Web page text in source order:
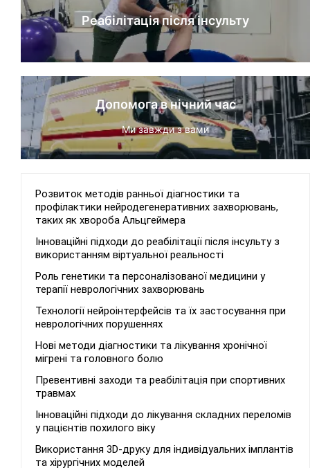
Реабілітація після інсульту
Допомога в нічний час
Ми завжди з вами
Розвиток методів ранньої діагностики та
профілактики нейродегенеративних захворювань,
таких як хвороба Альцгеймера
Інноваційні підходи до реабілітації після інсульту з
використанням віртуальної реальності
Роль генетики та персоналізованої медицини у
терапії неврологічних захворювань
Технології нейроінтерфейсів та їх застосування при
неврологічних порушеннях
Нові методи діагностики та лікування хронічної
мігрені та головного болю
Превентивні заходи та реабілітація при спортивних
травмах
Інноваційні підходи до лікування складних переломів
у пацієнтів похилого віку
Використання 3D-друку для індивідуальних імплантів
та хірургічних моделей